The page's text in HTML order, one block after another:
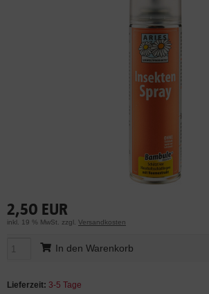
2,50 EUR
inkl. 19 % MwSt. zzgl. Versandkosten
In den Warenkorb
Lieferzeit: 3-5 Tage